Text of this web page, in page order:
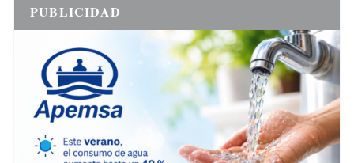
PUBLICIDAD